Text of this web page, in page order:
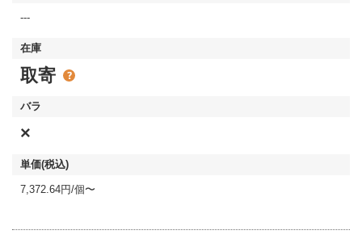
---
取寄
×
7,372.64円/個〜